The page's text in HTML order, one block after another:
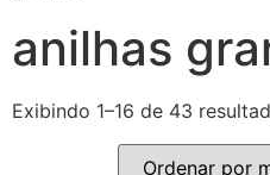
anilhas
Exibindo 1–16 de 43